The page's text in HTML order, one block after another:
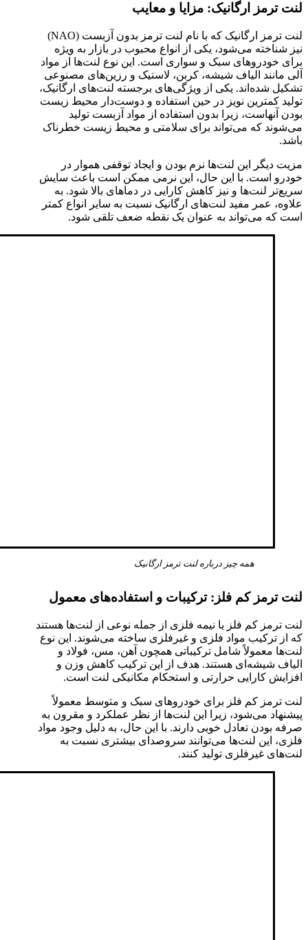
لنت ترمز ارگانیک: مزایا و معایب
لنت ترمز ارگانیک که با نام‌ لنت ترمز بدون آزبست (NAO)
نیز شناخته می‌شود، یکی از انواع محبوب در بازار به ویژه
برای خودروهای سبک و سواری است. این نوع لنت‌ها از مواد
آلی مانند الیاف شیشه، کربن، لاستیک و رزین‌های مصنوعی
تشکیل شده‌اند. یکی از ویژگی‌های برجسته لنت‌های ارگانیک،
تولید کمترین نویز در حین استفاده و دوست‌دار محیط زیست
بودن آنهاست، زیرا بدون استفاده از مواد آزبست تولید
می‌شوند که می‌تواند برای سلامتی و محیط زیست خطرناک
باشد.
مزیت دیگر این لنت‌ها نرم بودن و ایجاد توقفی هموار در
خودرو است. با این حال، این نرمی ممکن است باعث سایش
سریع‌تر لنت‌ها و نیز کاهش کارایی در دماهای بالا شود. به
علاوه، عمر مفید لنت‌های ارگانیک نسبت به سایر انواع کمتر
است که می‌تواند به عنوان یک نقطه‌ ضعف تلقی شود.
همه چیز درباره لنت ترمز ارگانیک
لنت ترمز کم فلز: ترکیبات و استفاده‌های معمول
لنت ترمز کم فلز یا نیمه فلزی از جمله نوعی از لنت‌ها هستند
که از ترکیب مواد فلزی و غیرفلزی ساخته می‌شوند. این نوع
لنت‌ها معمولاً شامل ترکیباتی همچون آهن، مس، فولاد و
الیاف شیشه‌ای هستند. هدف از این ترکیب کاهش وزن و
افزایش کارایی حرارتی و استحکام مکانیکی لنت است.
لنت ترمز کم فلز برای خودروهای سبک و متوسط معمولاً
پیشنهاد می‌شود، زیرا این لنت‌ها از نظر عملکرد و مقرون به
صرفه بودن تعادل خوبی دارند. با این حال، به دلیل وجود مواد
فلزی، این لنت‌ها می‌توانند سروصدای بیشتری نسبت به
لنت‌های غیرفلزی تولید کنند.